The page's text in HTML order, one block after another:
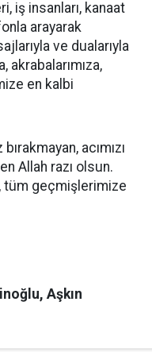
iş insanları, kanaat
arayarak
ve dualarıyla
akrabalarımıza,
en kalbi
acımızı
Allah razı olsun.
tüm geçmişlerimize
Aşkın